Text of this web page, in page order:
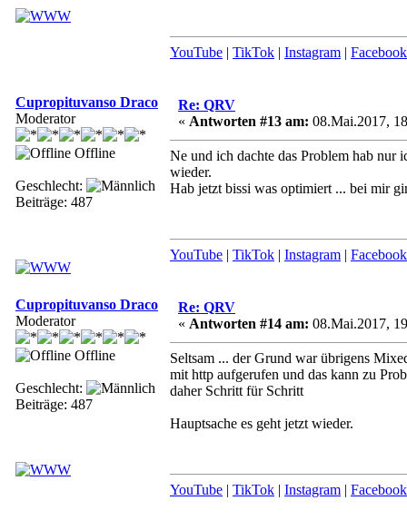
YouTube | TikTok | Instagram | Facebook
Cupropituvanso Draco
Moderator
Offline
Geschlecht:
Beiträge: 487
Re: QRV
« Antworten #13 am: 08.Mai.2017,
Ne und ich dachte das Problem hab nur
wieder.
Hab jetzt bissi was optimiert ... bei mir
YouTube | TikTok | Instagram | Facebook
Cupropituvanso Draco
Moderator
Offline
Geschlecht:
Beiträge: 487
Re: QRV
« Antworten #14 am: 08.Mai.2017,
Seltsam ... der Grund war übrigens
mit http aufgerufen und das kann zu
daher Schritt für Schritt
Hauptsache es geht jetzt wieder.
YouTube | TikTok | Instagram | Facebook